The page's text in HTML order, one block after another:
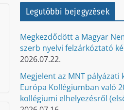
Legutóbbi bejegyzések
Megkezdődött a Magyar
szerb nyelvi felzárkóztató
2026.07.22.
Megjelent az MNT pályázati
Európa Kollégiumban való
kollégiumi elhelyezésről